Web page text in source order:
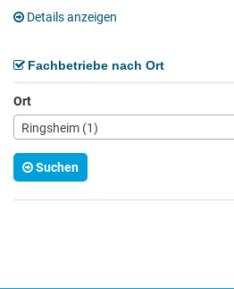
Details anzeigen
Fachbetriebe nach Ort
Ort
Ringsheim (1)
Suchen